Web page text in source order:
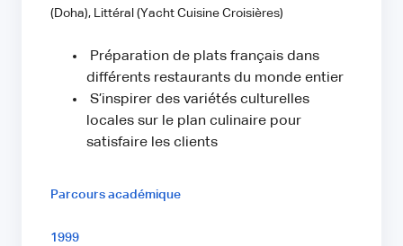
(Doha), Littéral (Yacht Cuisine Croisières)
Préparation de plats français dans
différents restaurants du monde entier
S’inspirer des variétés culturelles
locales sur le plan culinaire pour
satisfaire les clients
Parcours académique
1999